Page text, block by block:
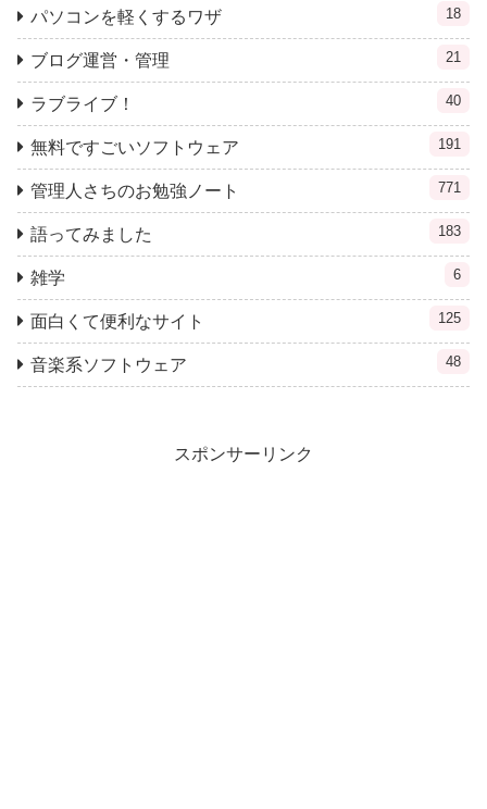
パソコンを軽くするワザ 18
ブログ運営・管理 21
ラブライブ！ 40
無料ですごいソフトウェア 191
管理人さちのお勉強ノート 771
語ってみました 183
雑学 6
面白くて便利なサイト 125
音楽系ソフトウェア 48
スポンサーリンク